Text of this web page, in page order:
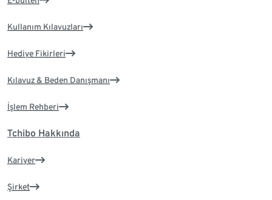
Kullanım Kılavuzları
Hediye Fikirleri
Kılavuz & Beden Danışmanı
İşlem Rehberi
Tchibo Hakkında
Kariyer
Şirket